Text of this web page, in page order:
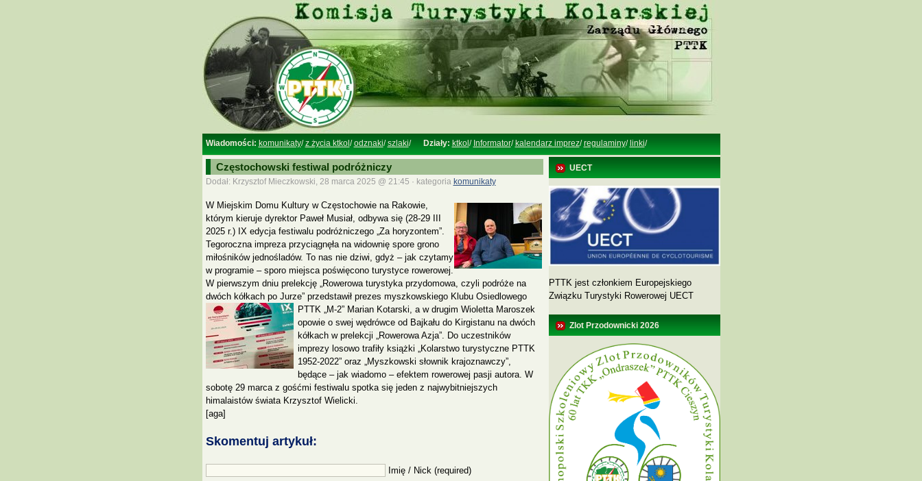
Wiadomości: komunikaty/z życia ktkol /odznaki/szlaki/ Działy: ktkol / Informator/ kalendarz imprez/regulaminy/ linki/
Częstochowski festiwal podróżniczy
Dodał: Krzysztof Mieczkowski, 28 marca 2025 @ 21:45 · kategoria komunikaty
W Miejskim Domu Kultury w Częstochowie na Rakowie,
którym kieruje dyrektor Paweł Musiał, odbywa się (28-29 III
2025 r.) IX edycja festiwalu podróżniczego „Za horyzontem”.
Tegoroczna impreza przyciągnęła na widownię spore grono
miłośników jednośladów. To nas nie dziwi, gdyż – jak czytamy
w programie – sporo miejsca poświęcono turystyce rowerowej.
W pierwszym dniu prelekcję „Rowerowa turystyka przydomowa, czyli podróże na
dwóch kółkach po Jurze” przedstawił prezes myszkowskiego Klubu Osiedlowego
PTTK „M-2” Marian Kotarski,a w drugim Wioletta Maroszek
opowie o swej wędrówce od Bajkału do Kirgistanu na dwóch
kółkach w prelekcji „Rowerowa Azja”. Do uczestników
imprezy losowo trafiły książki „Kolarstwo turystyczne PTTK
1952-2022” oraz „Myszkowski słownik krajoznawczy”,
będące – jak wiadomo – efektem rowerowej pasji autora. W
sobotę 29 marca z gośćmi festiwalu spotka się jeden z najwybitniejszych
himalaistów świata Krzysztof Wielicki.
[aga]
Skomentuj artykuł:
Imię / Nick (required)
UECT
PTTK jest członkiem Europejskiego
Związku Turystyki Rowerowej UECT
Zlot Przodownicki 2026